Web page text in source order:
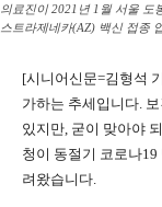
의료진이 2021년 1월 서울 도
스트라제네카(AZ) 백신 접종
[시니어신문=김형석
가하는 추세입니다.
있지만, 굳이 맞아야
청이 동절기 코로나
려왔습니다.